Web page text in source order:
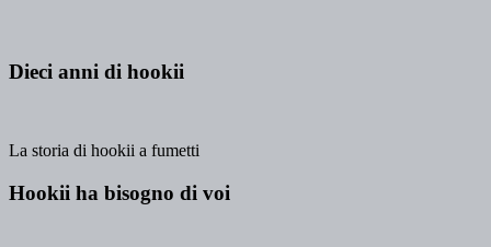
Dieci anni di hookii
La storia di hookii a fumetti
Hookii ha bisogno di voi